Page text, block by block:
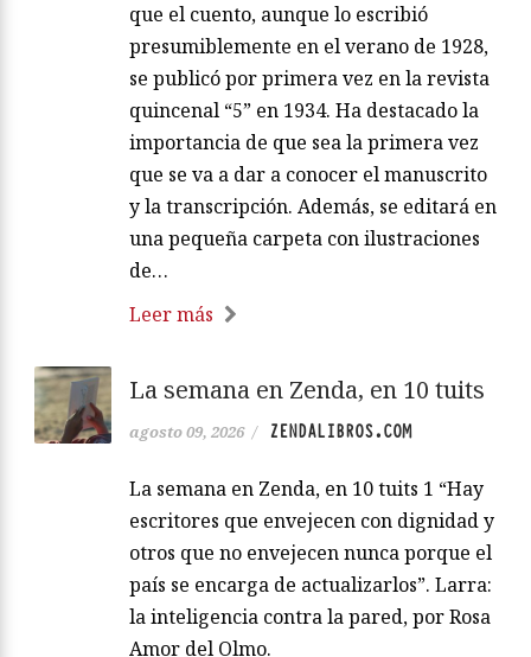
que el cuento, aunque lo escribió
presumiblemente en el verano de 1928,
se publicó por primera vez en la revista
quincenal “5” en 1934. Ha destacado la
importancia de que sea la primera vez
que se va a dar a conocer el manuscrito
y la transcripción. Además, se editará en
una pequeña carpeta con ilustraciones
de…
Leer más
La semana en Zenda, en 10 tuits
agosto 09, 2026 / ZENDALIBROS.COM
La semana en Zenda, en 10 tuits 1 “Hay
escritores que envejecen con dignidad y
otros que no envejecen nunca porque el
país se encarga de actualizarlos”. Larra:
la inteligencia contra la pared, por Rosa
Amor del Olmo.